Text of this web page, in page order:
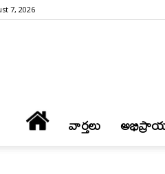
7, 2026
వార్త‌లు